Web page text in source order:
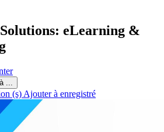
eLearning &
...
(s) Ajouter à enregistré